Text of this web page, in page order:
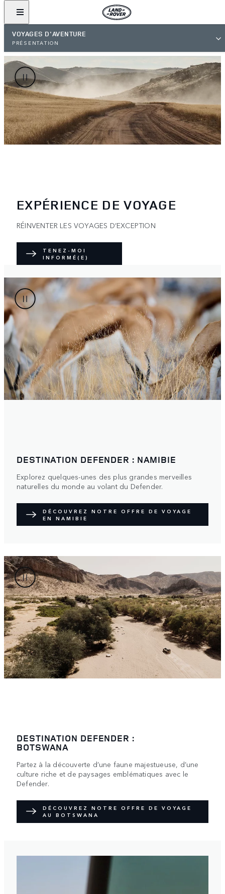
VOYAGES D'AVENTURE
PRÉSENTATION
EXPÉRIENCE DE VOYAGE
RÉINVENTER LES VOYAGES D’EXCEPTION
TENEZ-MOI
INFORMÉ(E)
DESTINATION DEFENDER : NAMIBIE
Explorez quelques-unes des plus grandes merveilles
naturelles du monde au volant du Defender.
DÉCOUVREZ NOTRE OFFRE DE VOYAGE
EN NAMIBIE
DESTINATION DEFENDER :
BOTSWANA
Partez à la découverte d’une faune majestueuse, d’une
culture riche et de paysages emblématiques avec le
Defender.
DÉCOUVREZ NOTRE OFFRE DE VOYAGE
AU BOTSWANA